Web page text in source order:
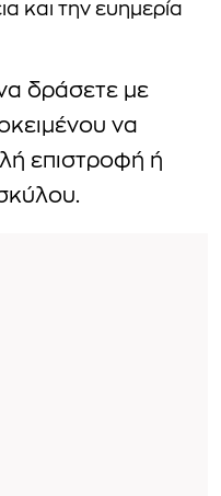
και την ευημερία
δράσετε με
να
επιστροφή ή